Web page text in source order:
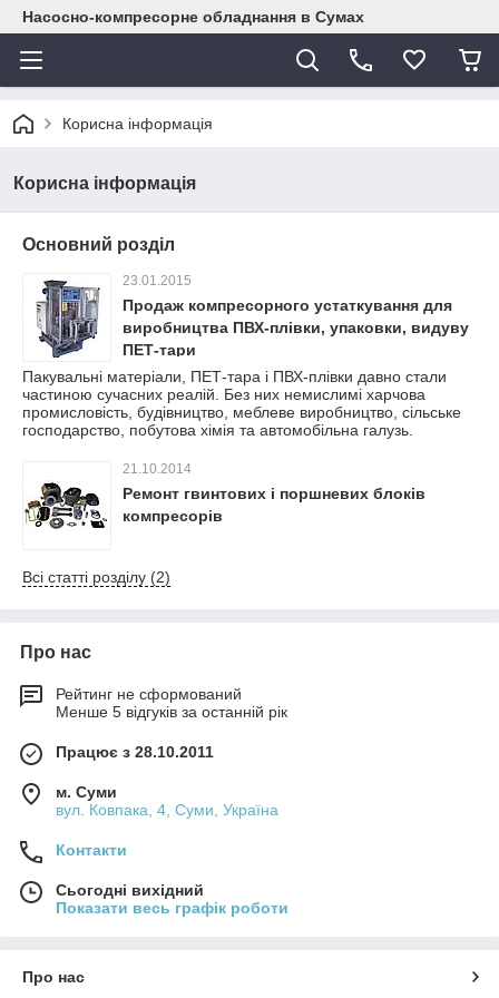
Насосно-компресорне обладнання в Сумах
Корисна інформація
Корисна інформація
Основний розділ
23.01.2015
Продаж компресорного устаткування для
виробництва ПВХ-плівки, упаковки, видуву
ПЕТ-тари
Пакувальні матеріали, ПЕТ-тара і ПВХ-плівки давно стали
частиною сучасних реалій. Без них немислимі харчова
промисловість, будівництво, меблеве виробництво, сільське
господарство, побутова хімія та автомобільна галузь.
21.10.2014
Ремонт гвинтових і поршневих блоків
компресорів
Всі статті розділу (2)
Про нас
Рейтинг не сформований
Менше 5 відгуків за останній рік
Працює з 28.10.2011
м. Суми
вул. Ковпака, 4, Суми, Україна
Контакти
Сьогодні вихідний
Показати весь графік роботи
Про нас